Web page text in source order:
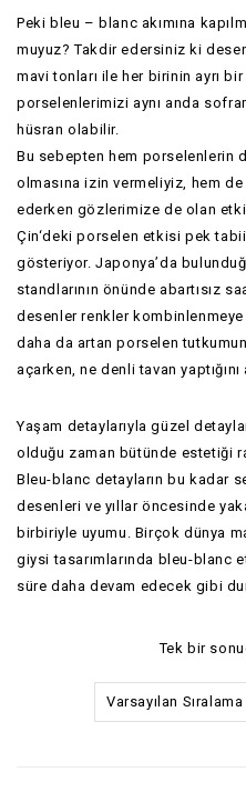
Peki bleu – blanc akımına
muyuz? Takdir edersiniz ki
mavi tonları ile her birinin ayrı
porselenlerimizi aynı anda
hüsran olabilir.
Bu sebepten hem porselenlerin
olmasına izin vermeliyiz, hem
ederken gözlerimize de olan
Çin‘deki porselen etkisi pek
gösteriyor. Japonya’da
standlarının önünde abartısız
desenler renkler
daha da artan porselen
açarken, ne denli tavan
Yaşam detaylarıyla güzel
olduğu zaman bütünde estetiği
Bleu-blanc detayların bu kadar
desenleri ve yıllar öncesinde
birbiriyle uyumu. Birçok dünya
giysi tasarımlarında bleu-blanc
süre daha devam edecek gibi
Tek bir
Varsayılan Sıralama